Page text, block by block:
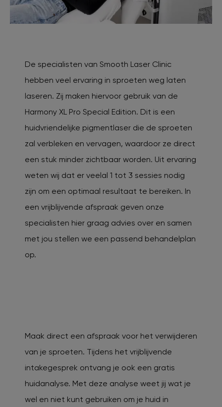
De specialisten van Smooth Laser Clinic
hebben veel ervaring in sproeten weg laten
laseren. Zij maken hiervoor gebruik van de
Harmony XL Pro Special Edition. Dit is een
huidvriendelijke pigmentlaser die de sproeten
zal verbleken en vervagen, waardoor ze direct
een stuk minder zichtbaar worden. Uit ervaring
weten wij dat er veelal 1 tot 3 sessies nodig
zijn om een optimaal resultaat te bereiken. In
een vrijblijvende afspraak geven onze
specialisten hier graag advies over en samen
met jou stellen we een passend behandelplan
op.
Maak direct een afspraak voor het verwijderen
van je sproeten. Tijdens het vrijblijvende
intakegesprek ontvang je ook een gratis
huidanalyse. Met deze analyse weet jij wat je
wel en niet kunt gebruiken om je huid in